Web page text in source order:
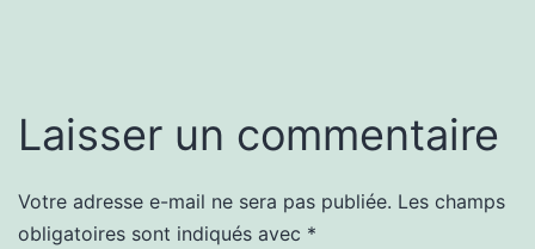
Laisser un commentaire
Votre adresse e-mail ne sera pas publiée. Les champs
obligatoires sont indiqués avec *